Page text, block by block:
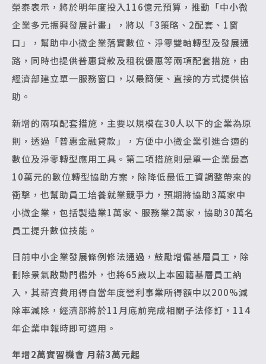
榮泰表示，將於明年度投入116億元預算，推動「中小微
企業多元振興發展計畫」，將以「3策略、2配套、1窗
口」，幫助中小微企業落實數位、淨零雙軸轉型及發展通
路，同時也提供普惠貸款及租稅優惠等兩項配套措施，由
經濟部建立單一服務窗口，以最簡便、直接的方式提供協
助。
新增的兩項配套措施，主要以規模在30人以下的企業為原
則，透過「普惠金融貸款」，方便中小微企業引進合適的
數位及淨零轉型應用工具。第二項措施則是單一企業最高
10萬元的數位轉型協助方案，除降低最低工資調整帶來的
衝擊，也幫助員工培養就業競爭力，預期將協助3萬家中
小微企業，包括製造業1萬家、服務業2萬家，協助30萬名
員工提升數位技能。
日前中小企業發展條例修法通過，鼓勵增僱基層員工，除
刪除景氣啟動門檻外，也將65歲以上本國籍基層員工納
入，其薪資費用得自當年度營利事業所得額中以200%減
除率減除，經濟部將於11月底前完成相關子法修訂，114
年企業申報時即可適用。
年增2萬實習機會 月薪3萬元起